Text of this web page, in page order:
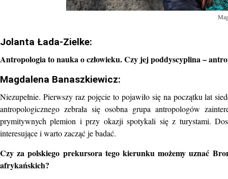
Jolanta Łada-Zielke:
Antropologia to nauka o człowieku. Czy jej poddyscyplina –
Magdalena Banaszkiewicz:
Niezupełnie. Pierwszy raz pojęcie to pojawiło się na początku lat
antropologicznego zebrała się osobna grupa antropologów
prymitywnych plemion i przy okazji spotykali się z turystami.
interesujące i warto zacząć je badać.
Czy za polskiego prekursora tego kierunku możemy uznać
afrykańskich?